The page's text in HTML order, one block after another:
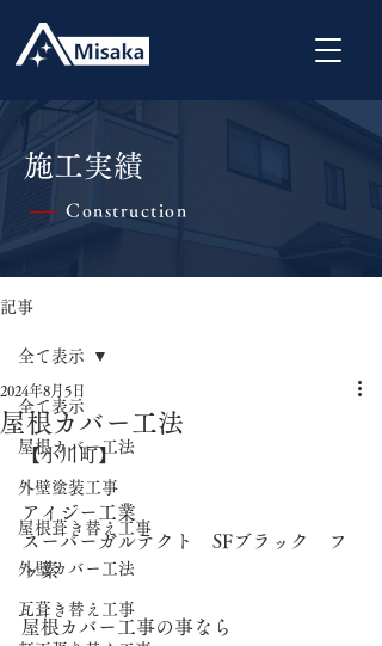
施工実績
| Construction
記事
全て表示
屋根カバー工法
外壁塗装工事
屋根葺き替え工事
外壁カバー工法
瓦葺き替え工事
全て表示
屋根カバー工法
2024年8月5日
【小川町】
アイジー工業
スーパーガルテクト　SFブラック　フ
ッ素
屋根カバー工事の事なら